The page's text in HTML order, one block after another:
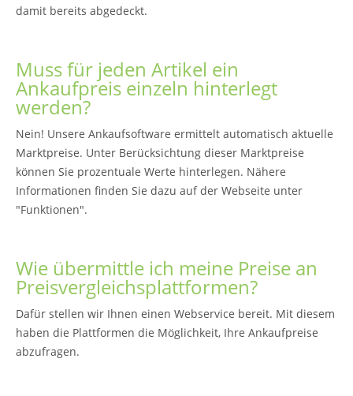
damit bereits abgedeckt.
Muss für jeden Artikel ein
Ankaufpreis einzeln hinterlegt
werden?
Nein! Unsere Ankaufsoftware ermittelt automatisch aktuelle
Marktpreise. Unter Berücksichtung dieser Marktpreise
können Sie prozentuale Werte hinterlegen. Nähere
Informationen finden Sie dazu auf der Webseite unter
"Funktionen".
Wie übermittle ich meine Preise an
Preisvergleichsplattformen?
Dafür stellen wir Ihnen einen Webservice bereit. Mit diesem
haben die Plattformen die Möglichkeit, Ihre Ankaufpreise
abzufragen.